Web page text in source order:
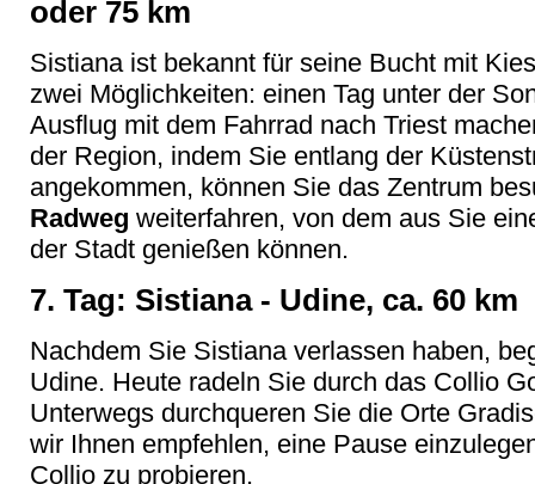
oder 75 km
Sistiana ist bekannt für seine Bucht mit
zwei Möglichkeiten: einen Tag unter der
Ausflug mit dem Fahrrad nach Triest
der Region, indem Sie entlang der
angekommen, können Sie das Zentrum
Radweg weiterfahren, von dem aus Sie
der Stadt genießen können.
7. Tag: Sistiana - Udine, ca. 60 km
Nachdem Sie Sistiana verlassen haben,
Udine. Heute radeln Sie durch das Collio
Unterwegs durchqueren Sie die Orte
wir Ihnen empfehlen, eine Pause
Collio zu probieren.